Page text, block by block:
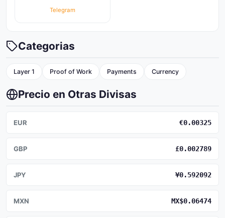
Telegram
Categorias
Layer 1 Proof of Work Payments Currency
Precio en Otras Divisas
EUR €0.00325
GBP £0.002789
JPY ¥0.592092
MXN MX$0.06474